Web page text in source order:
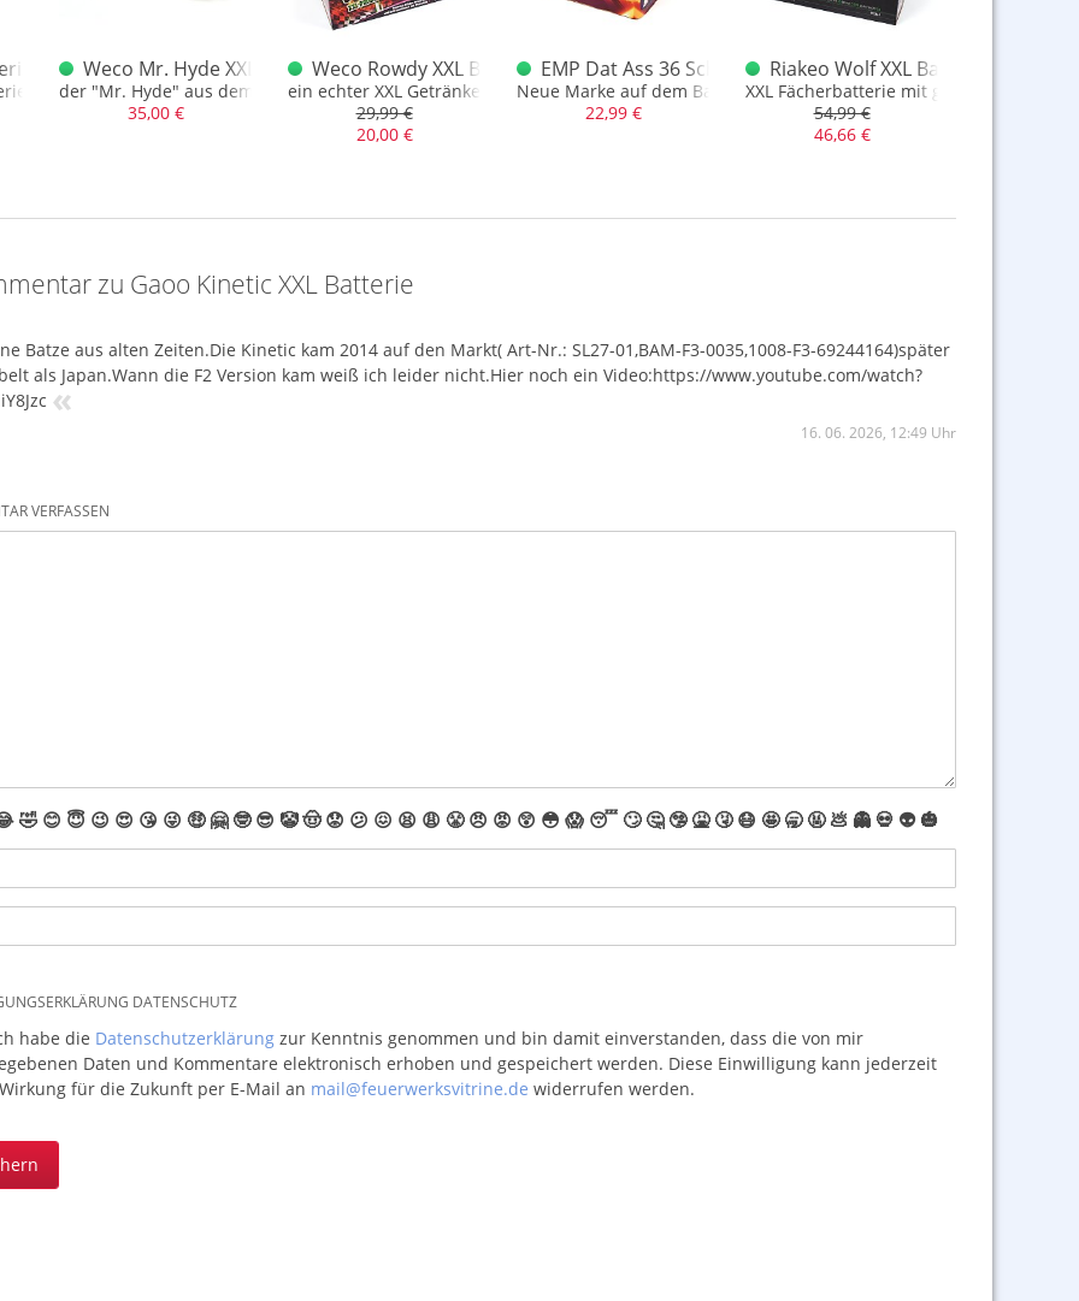
25 B 1.3G
in Kal. 30mm, 1.3G - für Abholer
Weco Mr. Hyde XXL Batterie
der "Mr. Hyde" aus dem Lidl Sortiment
35,00 €
Weco Rowdy XXL Batterie
ein echter XXL Getränkekoffer
29,99 €
20,00 €
EMP Dat Ass 36 Schuss Batterie
Neue Marke auf dem Batteriemarkt - EMP
22,99 €
Riakeo Wolf XXL Batterie
XXL Fächerbatterie mit grandiosen
54,99 €
46,66 €
zu Gaoo Kinetic XXL Batterie
Batze aus alten Zeiten.Die Kinetic kam 2014 auf den Markt( Art-Nr.: SL27-01,BAM-F3-0035,1008-F3-69244164)später
als Japan.Wann die F2 Version kam weiß ich leider nicht.Hier noch ein Video:https://www.youtube.com/watch?
«
16. 06. 2026, 12:49 Uhr
VERFASSEN
🤣 😊 😇 😉 😍 😘 😜 🤑 🤗 🤓 😎 🤡🤠 😟 😕 😖 😫 😩 😤 😠 😡 😲 😳 😱 😴 🙄 🤔 🤥 🤮 🤧 😷 🤩 🥱 🤬 💩 👻 💀 👽 🎃
DATENSCHUTZ
habe die Datenschutzerklärungzur Kenntnis genommen und bin damit einverstanden, dass die von mir
Daten und Kommentare elektronisch erhoben und gespeichert werden. Diese Einwilligung kann jederzeit
für die Zukunft per E-Mail an mail@feuerwerksvitrine.de widerrufen werden.